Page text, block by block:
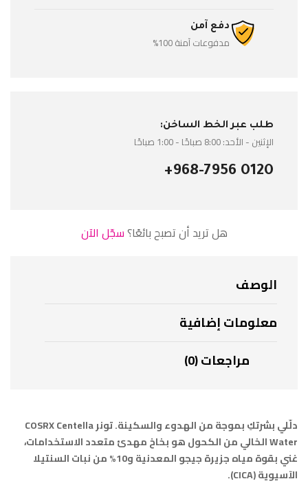
دفع آمن
مدفوعات آمنة 100%
طلب عبر الخط الساخن:
الإثنين - الأحد: 8:00 صباحًا - 1:00 صباحًا
+968-7956 0120
هل تريد أن تصبح بائعًا؟سجّل الآن
الوصف
معلومات إضافية
مراجعات (0)
دلّلي بشرتكِ بموجة من الهدوء والسكينة. تونر COSRX Centella
Water الخالي من الكحول هو بخاخ مهدئ متعدد الاستخدامات،
غني بقوة مياه جزيرة جيجو المعدنية و10% من نبات السنتيلا
الآسيوية (CICA).